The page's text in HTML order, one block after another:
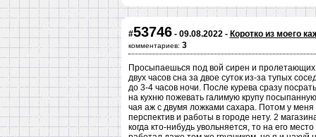
#53746- 09.08.2022 - Коротко из моего
комментариев: 3
Просыпаешься под вой сирен и пролетающих
двух часов сна за двое суток из-за тупых
до 3-4 часов ночи. После курева сразу
на кухню пожевать галимую крупу
чая аж с двумя ложками сахара. Потом у меня
перспектив и работы в городе нету. 2
когда кто-нибудь увольняется, то на его